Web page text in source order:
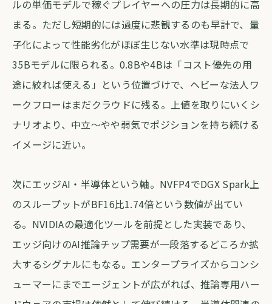
ルの単価モデルで稼ぐプレイヤーへの圧力は長期的に高
まる。ただし短期的には過度に悲観するのも早計で、量
子化によって性能劣化がほぼ生じない水準は現時点で
35Bモデルに限られる。0.8Bや4Bは「コスト優先の用
途に絞れば使える」という位置づけで、ヘビーな法人ワ
ークフローはまだクラウドに残る。上値を取りにいくシ
ナリオより、中立〜やや弱気でポジションを持ち続ける
イメージに近い。
次にエッジAI・半導体という軸。NVFP4でDGX Spark上
のスループットがBF16比1.74倍という数値が出てい
る。NVIDIAの最適化ツールを前提とした実装であり、
エッジ向けのAI推論チップ需要が一段落するどころか拡
大するシグナルにもなる。エンタープライズからコンシ
ューマーにまでエージェントが広がれば、推論専用ハー